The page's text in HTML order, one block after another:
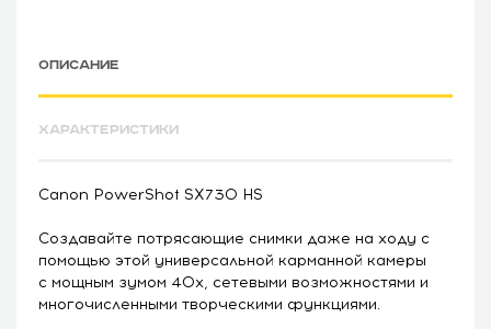
ОПИСАНИЕ
ХАРАКТЕРИСТИКИ
Canon PowerShot SX730 HS
Создавайте потрясающие снимки даже на ходу с
помощью этой универсальной карманной камеры
с мощным зумом 40x, сетевыми возможностями и
многочисленными творческими функциями.